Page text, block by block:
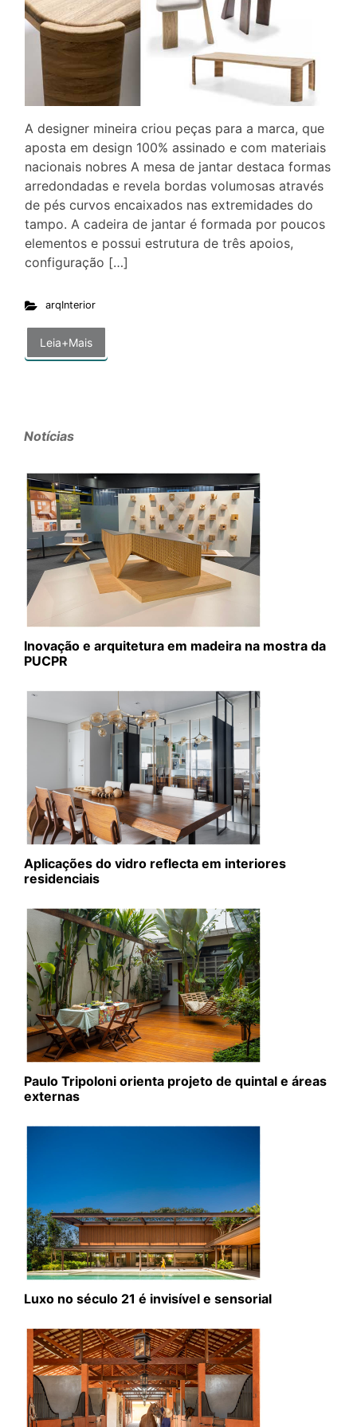
A designer mineira criou peças para a marca, que
aposta em design 100% assinado e com materiais
nacionais nobres A mesa de jantar destaca formas
arredondadas e revela bordas volumosas através
de pés curvos encaixados nas extremidades do
tampo. A cadeira de jantar é formada por poucos
elementos e possui estrutura de três apoios,
configuração […]
arqInterior
Leia+Mais
Notícias
Inovação e arquitetura em madeira na mostra da
PUCPR
Aplicações do vidro reflecta em interiores
residenciais
Paulo Tripoloni orienta projeto de quintal e áreas
externas
Luxo no século 21 é invisível e sensorial